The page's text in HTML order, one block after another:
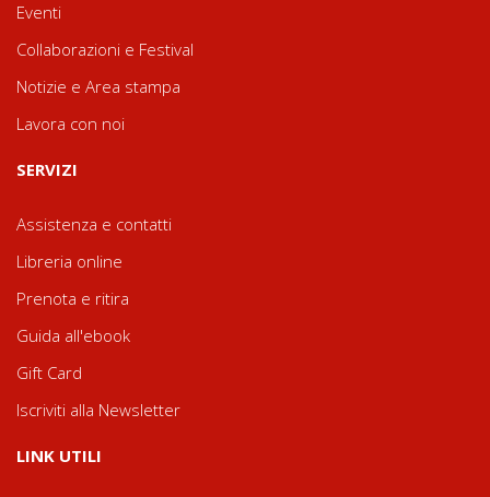
Eventi
Collaborazioni e Festival
Notizie e Area stampa
Lavora con noi
SERVIZI
Assistenza e contatti
Libreria online
Prenota e ritira
Guida all'ebook
Gift Card
Iscriviti alla Newsletter
LINK UTILI